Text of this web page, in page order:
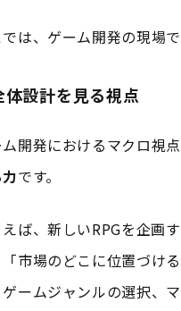
では、ゲーム開発の現場
体設計を見る視点
開発におけるマクロ視点
です。
えば、新しいRPGを企画
市場のどこに位置づけ
ームジャンルの選択、